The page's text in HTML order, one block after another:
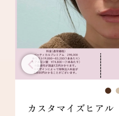
カスタマイズヒアル